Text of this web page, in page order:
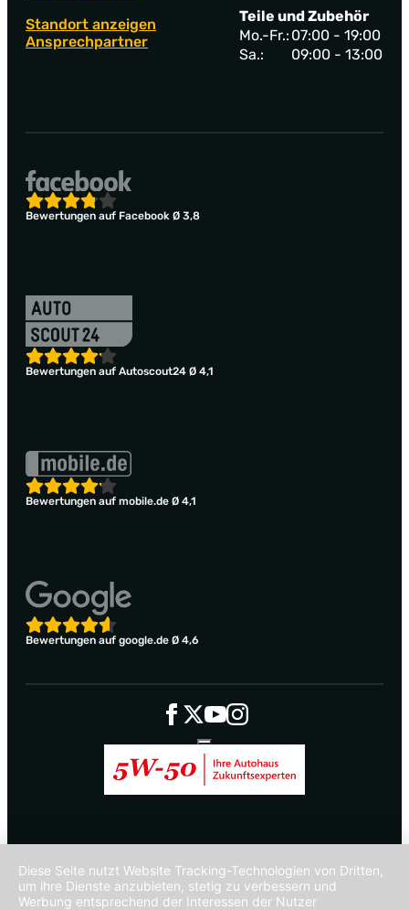
Standort anzeigen
Ansprechpartner
Teile und Zubehör
Mo.-Fr.: 07:00 - 19:00
Sa.:
09:00 - 13:00
Bewertungen auf Facebook Ø 3,8
Bewertungen auf Autoscout24 Ø 4,1
Bewertungen auf mobile.de Ø 4,1
Bewertungen auf google.de Ø 4,6
Diese Seite nutzt Website Tracking-Technologien von Dritten,
um ihre Dienste anzubieten, stetig zu verbessern und
Werbung entsprechend der Interessen der Nutzer